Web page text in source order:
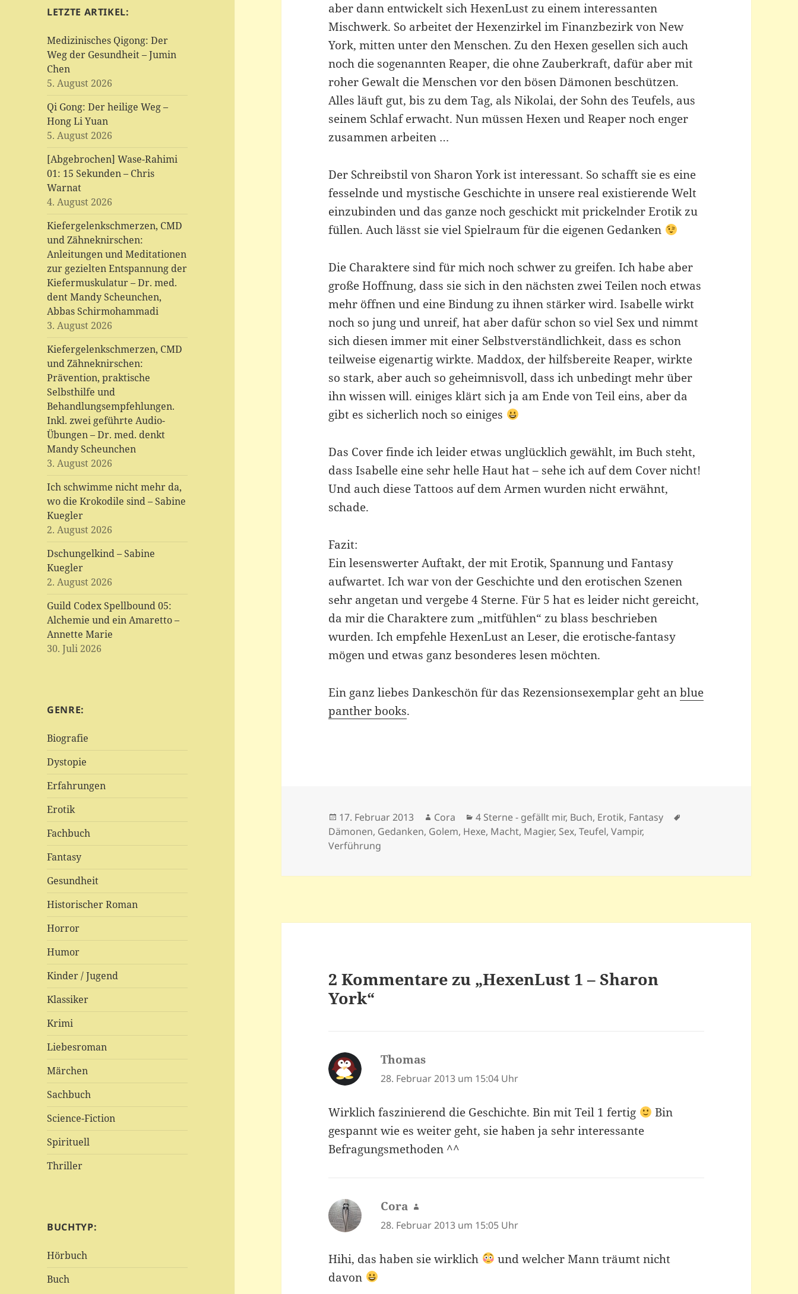
LETZTE ARTIKEL:
Medizinisches Qigong: Der
Weg der Gesundheit – Jumin
Chen
5. August 2026
Qi Gong: Der heilige Weg –
Hong Li Yuan
5. August 2026
[Abgebrochen] Wase-Rahimi
01: 15 Sekunden – Chris
Warnat
4. August 2026
Kiefergelenkschmerzen, CMD
und Zähneknirschen:
Anleitungen und Meditationen
zur gezielten Entspannung der
Kiefermuskulatur – Dr. med.
dent Mandy Scheunchen,
Abbas Schirmohammadi
3. August 2026
Kiefergelenkschmerzen, CMD
und Zähneknirschen:
Prävention, praktische
Selbsthilfe und
Behandlungsempfehlungen.
Inkl. zwei geführte Audio-
Übungen – Dr. med. denkt
Mandy Scheunchen
3. August 2026
Ich schwimme nicht mehr da,
wo die Krokodile sind – Sabine
Kuegler
2. August 2026
Dschungelkind – Sabine
Kuegler
2. August 2026
Guild Codex Spellbound 05:
Alchemie und ein Amaretto –
Annette Marie
30. Juli 2026
GENRE:
Biografie
Dystopie
Erfahrungen
Erotik
Fachbuch
Fantasy
Gesundheit
Historischer Roman
Horror
Humor
Kinder / Jugend
Klassiker
Krimi
Liebesroman
Märchen
Sachbuch
Science-Fiction
Spirituell
Thriller
BUCHTYP:
Hörbuch
Buch
aber dann entwickelt sich HexenLust zu einem interessanten
Mischwerk. So arbeitet der Hexenzirkel im Finanzbezirk von New
York, mitten unter den Menschen. Zu den Hexen gesellen sich auch
noch die sogenannten Reaper, die ohne Zauberkraft, dafür aber mit
roher Gewalt die Menschen vor den bösen Dämonen beschützen.
Alles läuft gut, bis zu dem Tag, als Nikolai, der Sohn des Teufels, aus
seinem Schlaf erwacht. Nun müssen Hexen und Reaper noch enger
zusammen arbeiten …
Der Schreibstil von Sharon York ist interessant. So schafft sie es eine
fesselnde und mystische Geschichte in unsere real existierende Welt
einzubinden und das ganze noch geschickt mit prickelnder Erotik zu
füllen. Auch lässt sie viel Spielraum für die eigenen Gedanken
Die Charaktere sind für mich noch schwer zu greifen. Ich habe aber
große Hoffnung, dass sie sich in den nächsten zwei Teilen noch etwas
mehr öffnen und eine Bindung zu ihnen stärker wird. Isabelle wirkt
noch so jung und unreif, hat aber dafür schon so viel Sex und nimmt
sich diesen immer mit einer Selbstverständlichkeit, dass es schon
teilweise eigenartig wirkte. Maddox, der hilfsbereite Reaper, wirkte
so stark, aber auch so geheimnisvoll, dass ich unbedingt mehr über
ihn wissen will. einiges klärt sich ja am Ende von Teil eins, aber da
gibt es sicherlich noch so einiges
Das Cover finde ich leider etwas unglücklich gewählt, im Buch steht,
dass Isabelle eine sehr helle Haut hat – sehe ich auf dem Cover nicht!
Und auch diese Tattoos auf dem Armen wurden nicht erwähnt,
schade.
Fazit:
Ein lesenswerter Auftakt, der mit Erotik, Spannung und Fantasy
aufwartet. Ich war von der Geschichte und den erotischen Szenen
sehr angetan und vergebe 4 Sterne. Für 5 hat es leider nicht gereicht,
da mir die Charaktere zum „mitfühlen“ zu blass beschrieben
wurden. Ich empfehle HexenLust an Leser, die erotische-fantasy
mögen und etwas ganz besonderes lesen möchten.
Ein ganz liebes Dankeschön für das Rezensionsexemplar geht anblue
panther books.
Veröffentlicht
am
17. Februar 2013 Autor
Cora Kategorien
4 Sterne - gefällt mir, Buch, Erotik, Fantasy
Dämonen, Gedanken, Golem, Hexe, Macht, Magier, Sex,Teufel,Vampir,
Verführung
2 Kommentare zu „HexenLust 1 – Sharon
York“
Thomas
28. Februar 2013 um 15:04 Uhr
Wirklich faszinierend die Geschichte. Bin mit Teil 1 fertig
Bin
gespannt wie es weiter geht, sie haben ja sehr interessante
Befragungsmethoden ^^
Cora sagt:
28. Februar 2013 um 15:05 Uhr
Hihi, das haben sie wirklich
und welcher Mann träumt nicht
davon